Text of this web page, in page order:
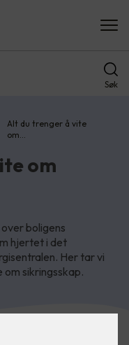
Søk
Alt du trenger å vite
om…
om
boligens
hjertet i det
Her tar vi
sikringsskap.